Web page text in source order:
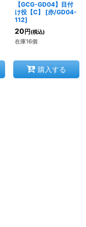
【GCG-GD04】目付
け役【C】
[赤/GD04-
112]
20 円 (税込)
在庫16個
購入する